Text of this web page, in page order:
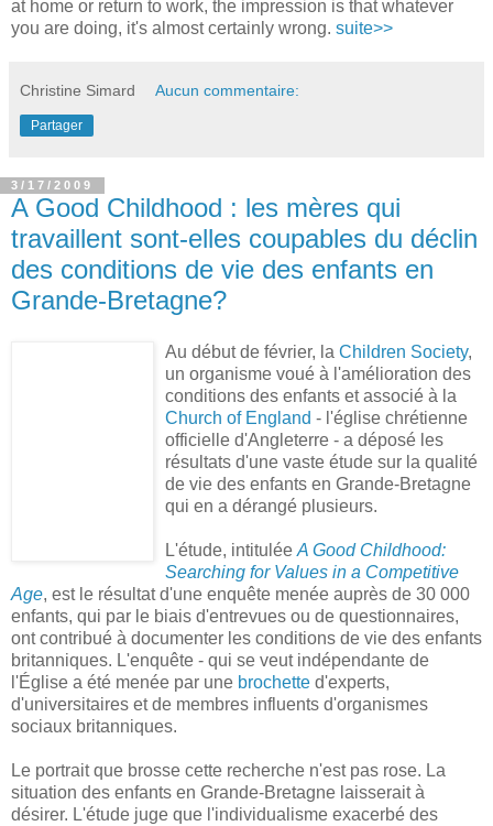
at home or return to work, the impression is that whatever
you are doing, it's almost certainly wrong. suite>>
Christine Simard Aucun commentaire:
Partager
3/17/2009
A Good Childhood : les mères qui
travaillent sont-elles coupables du déclin
des conditions de vie des enfants en
Grande-Bretagne?
Au début de février, la Children Society,
un organisme voué à l'amélioration des
conditions des enfants et associé à la
Church of England - l'église chrétienne
officielle d'Angleterre - a déposé les
résultats d'une vaste étude sur la qualité
de vie des enfants en Grande-Bretagne
qui en a dérangé plusieurs.
L'étude, intitulée A Good Childhood:
Searching for Values in a Competitive
Age, est le résultat d'une enquête menée auprès de 30 000
enfants, qui par le biais d'entrevues ou de questionnaires,
ont contribué à documenter les conditions de vie des enfants
britanniques. L'enquête - qui se veut indépendante de
l'Église a été menée par une brochette d'experts,
d'universitaires et de membres influents d'organismes
sociaux britanniques.
Le portrait que brosse cette recherche n'est pas rose. La
situation des enfants en Grande-Bretagne laisserait à
désirer. L'étude juge que l'individualisme exacerbé des